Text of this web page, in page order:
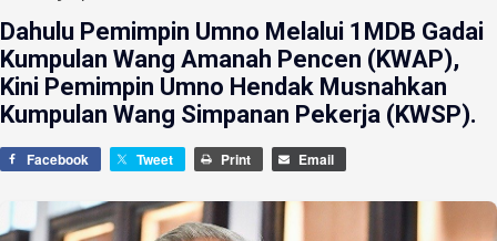
Dahulu Pemimpin Umno Melalui 1MDB Gadai
Kumpulan Wang Amanah Pencen (KWAP),
Kini Pemimpin Umno Hendak Musnahkan
Kumpulan Wang Simpanan Pekerja (KWSP).
Facebook Tweet Print Email